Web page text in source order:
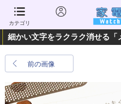
カテゴリ
細かい文字をラクラク消せる「
前の画像